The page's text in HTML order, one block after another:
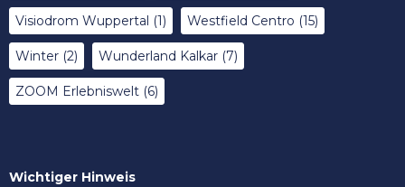
Visiodrom Wuppertal (1) Westfield Centro (15)
Winter (2) Wunderland Kalkar (7)
ZOOM Erlebniswelt (6)
Wichtiger Hinweis